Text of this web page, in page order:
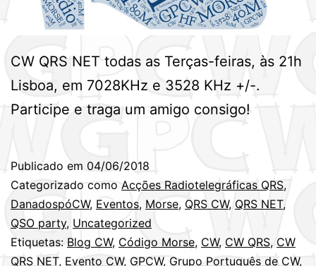
CW QRS NET todas as Terças-feiras, às 21h
Lisboa, em 7028KHz e 3528 KHz +/-.
Participe e traga um amigo consigo!
Publicado em 04/06/2018
Categorizado como Acções Radiotelegráficas QRS,
DanadospóCW, Eventos, Morse, QRS CW, QRS NET,
QSO party, Uncategorized
Etiquetas: Blog CW, Código Morse, CW, CW QRS, CW
QRS NET, Evento CW, GPCW, Grupo Português de CW,